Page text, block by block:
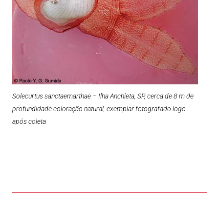
Solecurtus sanctaemarthae – Ilha Anchieta, SP, cerca de 8 m de
profundidade coloração natural, exemplar fotografado logo
após coleta